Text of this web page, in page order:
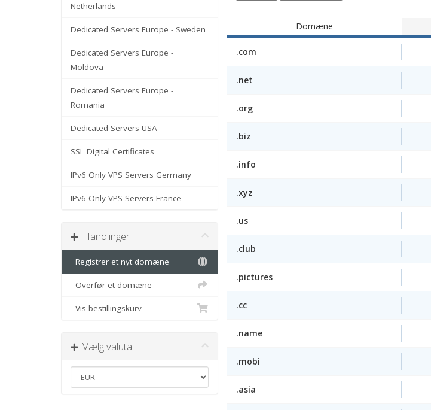
Netherlands
Dedicated Servers Europe - Sweden
Dedicated Servers Europe -
Moldova
Dedicated Servers Europe -
Romania
Dedicated Servers USA
SSL Digital Certificates
IPv6 Only VPS Servers Germany
IPv6 Only VPS Servers France
Handlinger
Registrer et nyt domæne
Overfør et domæne
Vis bestillingskurv
Vælg valuta
Domæne
.com
.net
.org
.biz
.info
.xyz
.us
.club
.pictures
.cc
.name
.mobi
.asia